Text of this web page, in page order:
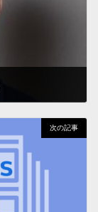
次の記事